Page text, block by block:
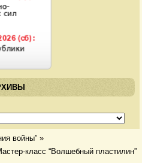
войны” »
класс “Волшебный пластилин”